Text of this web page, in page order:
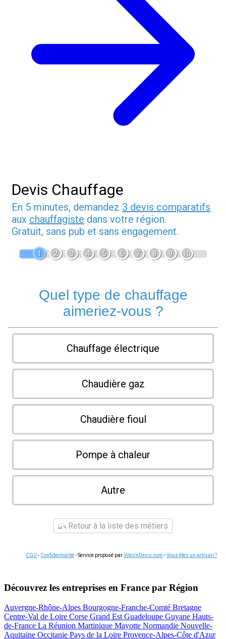
Devis Chauffage
En 5 minutes, demandez 3 devis comparatifs
aux chauffagiste dans votre région.
Gratuit, sans pub et sans engagement.
1 2 3 4 5 6 7 8 9 10
Quel type de chauffage
aimeriez-vous ?
Chauffage électrique
Chaudière gaz
Chaudière fioul
Pompe à chaleur
Autre
Retour à la liste des métiers
CGU - Confidentialité- Service proposé parViteUnDevis.com -Vous êtes un artisan ?
Découvrez les entreprises en France par Région
Auvergne-Rhône-Alpes Bourgogne-Franche-Comté Bretagne
Centre-Val de Loire Corse Grand Est Guadeloupe Guyane Hauts-
de-France La Réunion Martinique Mayotte Normandie Nouvelle-
Aquitaine Occitanie Pays de la Loire Provence-Alpes-Côte d'Azur